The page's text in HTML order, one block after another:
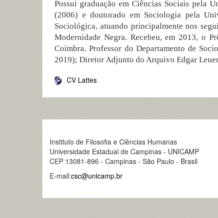
Possui graduação em Ciências Sociais pela
(2006) e doutorado em Sociologia pela
Sociológica, atuando principalmente nos
Modernidade Negra. Recebeu, em 2013, o
Coimbra. Professor do Departamento de
2019); Diretor Adjunto do Arquivo Edgar
CV Lattes
Instituto de Filosofia e Ciências Humanas
Universidade Estadual de Campinas - UNICAMP
CEP 13081-896 - Campinas - São Paulo - Brasil
E-mail:csc@unicamp.br